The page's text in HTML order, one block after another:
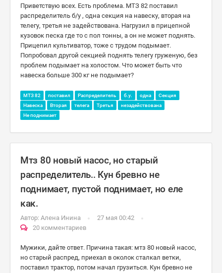
Приветствую всех. Есть проблема. МТЗ 82 поставил
распределитель б/у , одна секция на навеску, вторая на
телегу, третья не задействована. Нагрузил в прицепной
кузовок песка где то с пол тонны, а он не может поднять.
Прицепил культиватор, тоже с трудом подымает.
Попробовал другой секцией поднять телегу груженую, без
проблем подымает на холостом. Что может быть что
навеска больше 300 кг не подымает?
МТЗ 82 поставил Распределитель б.у. одна
Секция
Навеска
Вторая телега Третья
незадействована
Не поднимает
Мтз 80 новый насос, но старый
распределитель.. Кун бревно не
поднимает, пустой поднимает, но еле
как.
Автор: Алена Инина
27 мая 00:42
20 комментариев
Мужики, дайте ответ. Причина такая: мтз 80 новый насос,
но старый распред, приехал в околок сталкал ветки,
поставил трактор, потом начал грузиться. Кун бревно не